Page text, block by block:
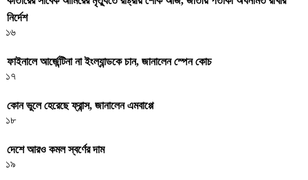
নির্দেশ
১৬
ফাইনালে আর্জেন্টিনা না ইংল্যান্ডকে চান, জানালেন স্পেন কোচ
১৭
কোন ভুলে হেরেছে ফ্রান্স, জানালেন এমবাপ্পে
১৮
দেশে আরও কমল স্বর্ণের দাম
১৯